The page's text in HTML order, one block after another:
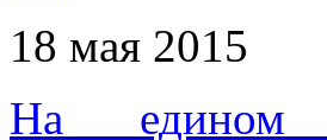
18 мая 2015
На едином